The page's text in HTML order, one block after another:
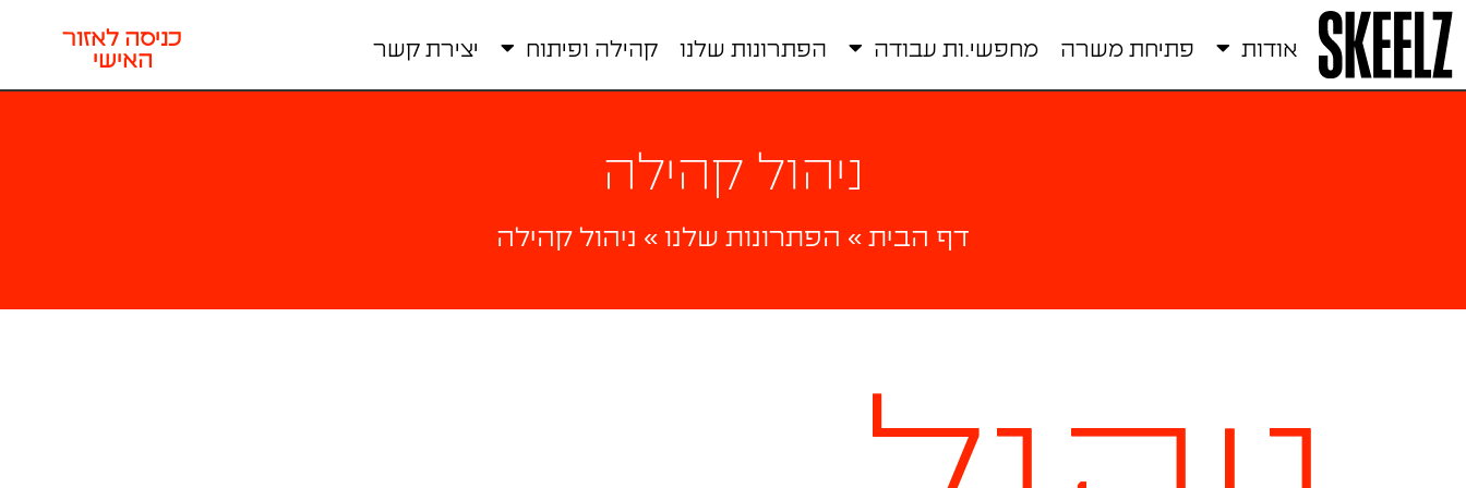
אודות פתיחת משרה מחפשי.ות עבודה הפתרונות שלנו קהילה ופיתוח יצירת קשר
כניסה לאזור
האישי
ניהול קהילה
דף הבית » הפתרונות שלנו » ניהול קהילה